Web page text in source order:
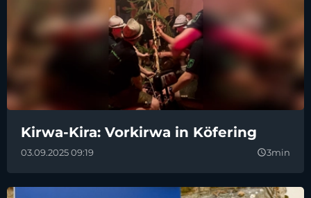
Kirwa-Kira: Vorkirwa in Köfering
03.09.2025 09:19 query_builder3min